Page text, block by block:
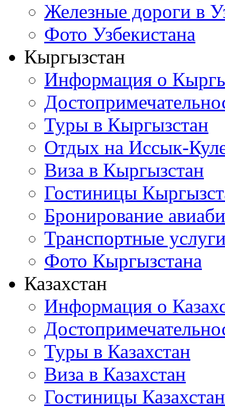
Железные дороги в
Фото Узбекистана
Кыргызстан
Информация о
Туры в Кыргызстан
Отдых на Иссык-
Виза в Кыргызстан
Гостиницы
Бронирование
Транспортные
Фото Кыргызстана
Казахстан
Информация о
Туры в Казахстан
Виза в Казахстан
Гостиницы